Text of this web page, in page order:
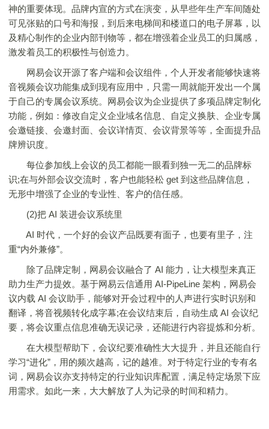
神的重要体现。品牌内宣的方式在演变，从早些年生产车间随处
可见张贴的口号和海报，到后来电梯间和楼道口的电子屏幕，以
及精心制作的企业内部刊物等，都在增强着企业员工的归属感，
激发着员工的积极性与创造力。
网易会议开源了客户端和会议组件，个人开发者能够快速将
音视频会议功能集成到现有应用中，只需一周就能开发出一个属
于自己的专属会议系统。网易会议为企业提供了多项品牌定制化
功能，例如：修改自定义企业域名信息、自定义换肤、企业专属
会邀链接、会邀封面、会议详情页、会议背景等等，全面提升品
牌辨识度。
每位参加线上会议的员工都能一眼看到独一无二的品牌标
识;在与外部会议交流时，客户也能轻松 get 到这些品牌信息，
无形中增强了企业的专业性、客户的信任感。
(2)把 AI 装进会议系统里
AI 时代，一个好的会议产品既要有面子，也要有里子，注
重“内外兼修”。
除了品牌定制，网易会议融合了 AI 能力，让大模型来真正
助力生产力提效。基于网易云信通用 AI-PipeLine 架构，网易会
议内载 AI 会议助手，能够对开会过程中的人声进行实时识别和
翻译，将音视频转化成字幕;在会议结束后，自动生成 AI 会议纪
要，将会议重点信息准确无误记录，还能进行内容提炼和分析。
在大模型帮助下，会议纪要准确性大大提升，并且还能自行
学习“进化”，用的频次越高，记的越准。对于特定行业的专有名
词，网易会议亦支持特定的行业知识库配置，满足特定场景下应
用需求。如此一来，大大解放了人为记录的时间和精力。